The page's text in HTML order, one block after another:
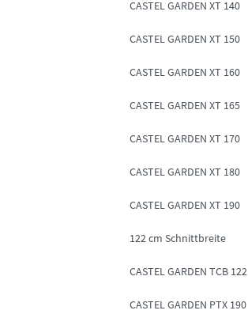
CASTEL GARDEN XT 140
CASTEL GARDEN XT 150
CASTEL GARDEN XT 160
CASTEL GARDEN XT 165
CASTEL GARDEN XT 170
CASTEL GARDEN XT 180
CASTEL GARDEN XT 190
122 cm Schnittbreite
CASTEL GARDEN TCB 122
CASTEL GARDEN PTX 190